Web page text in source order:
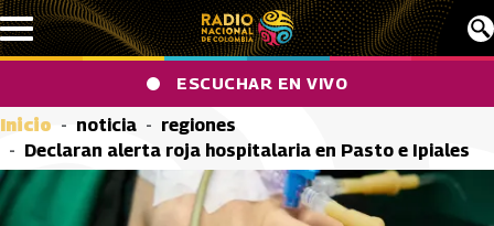
Pasar al contenido principal
ESCUCHAR EN VIVO
Inicio noticia
regiones
Declaran alerta roja hospitalaria en Pasto e Ipiales